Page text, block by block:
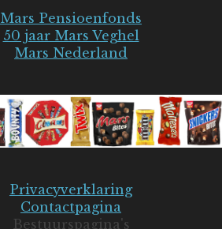
Mars Pensioenfonds
50 jaar Mars Veghel
Mars Nederland
Privacyverklaring
Contactpagina
Bestuurspagina's